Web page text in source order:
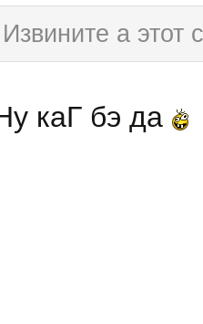
Извините а этот
каГ бэ да